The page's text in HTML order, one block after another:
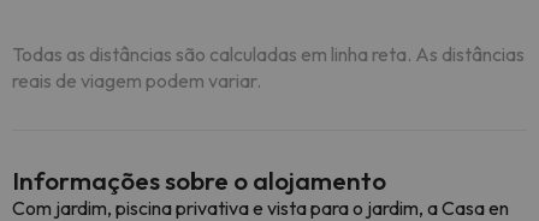
Todas as distâncias são calculadas em linha reta. As distâncias
reais de viagem podem variar.
Informações sobre o alojamento
Com jardim, piscina privativa e vista para o jardim, a Casa en